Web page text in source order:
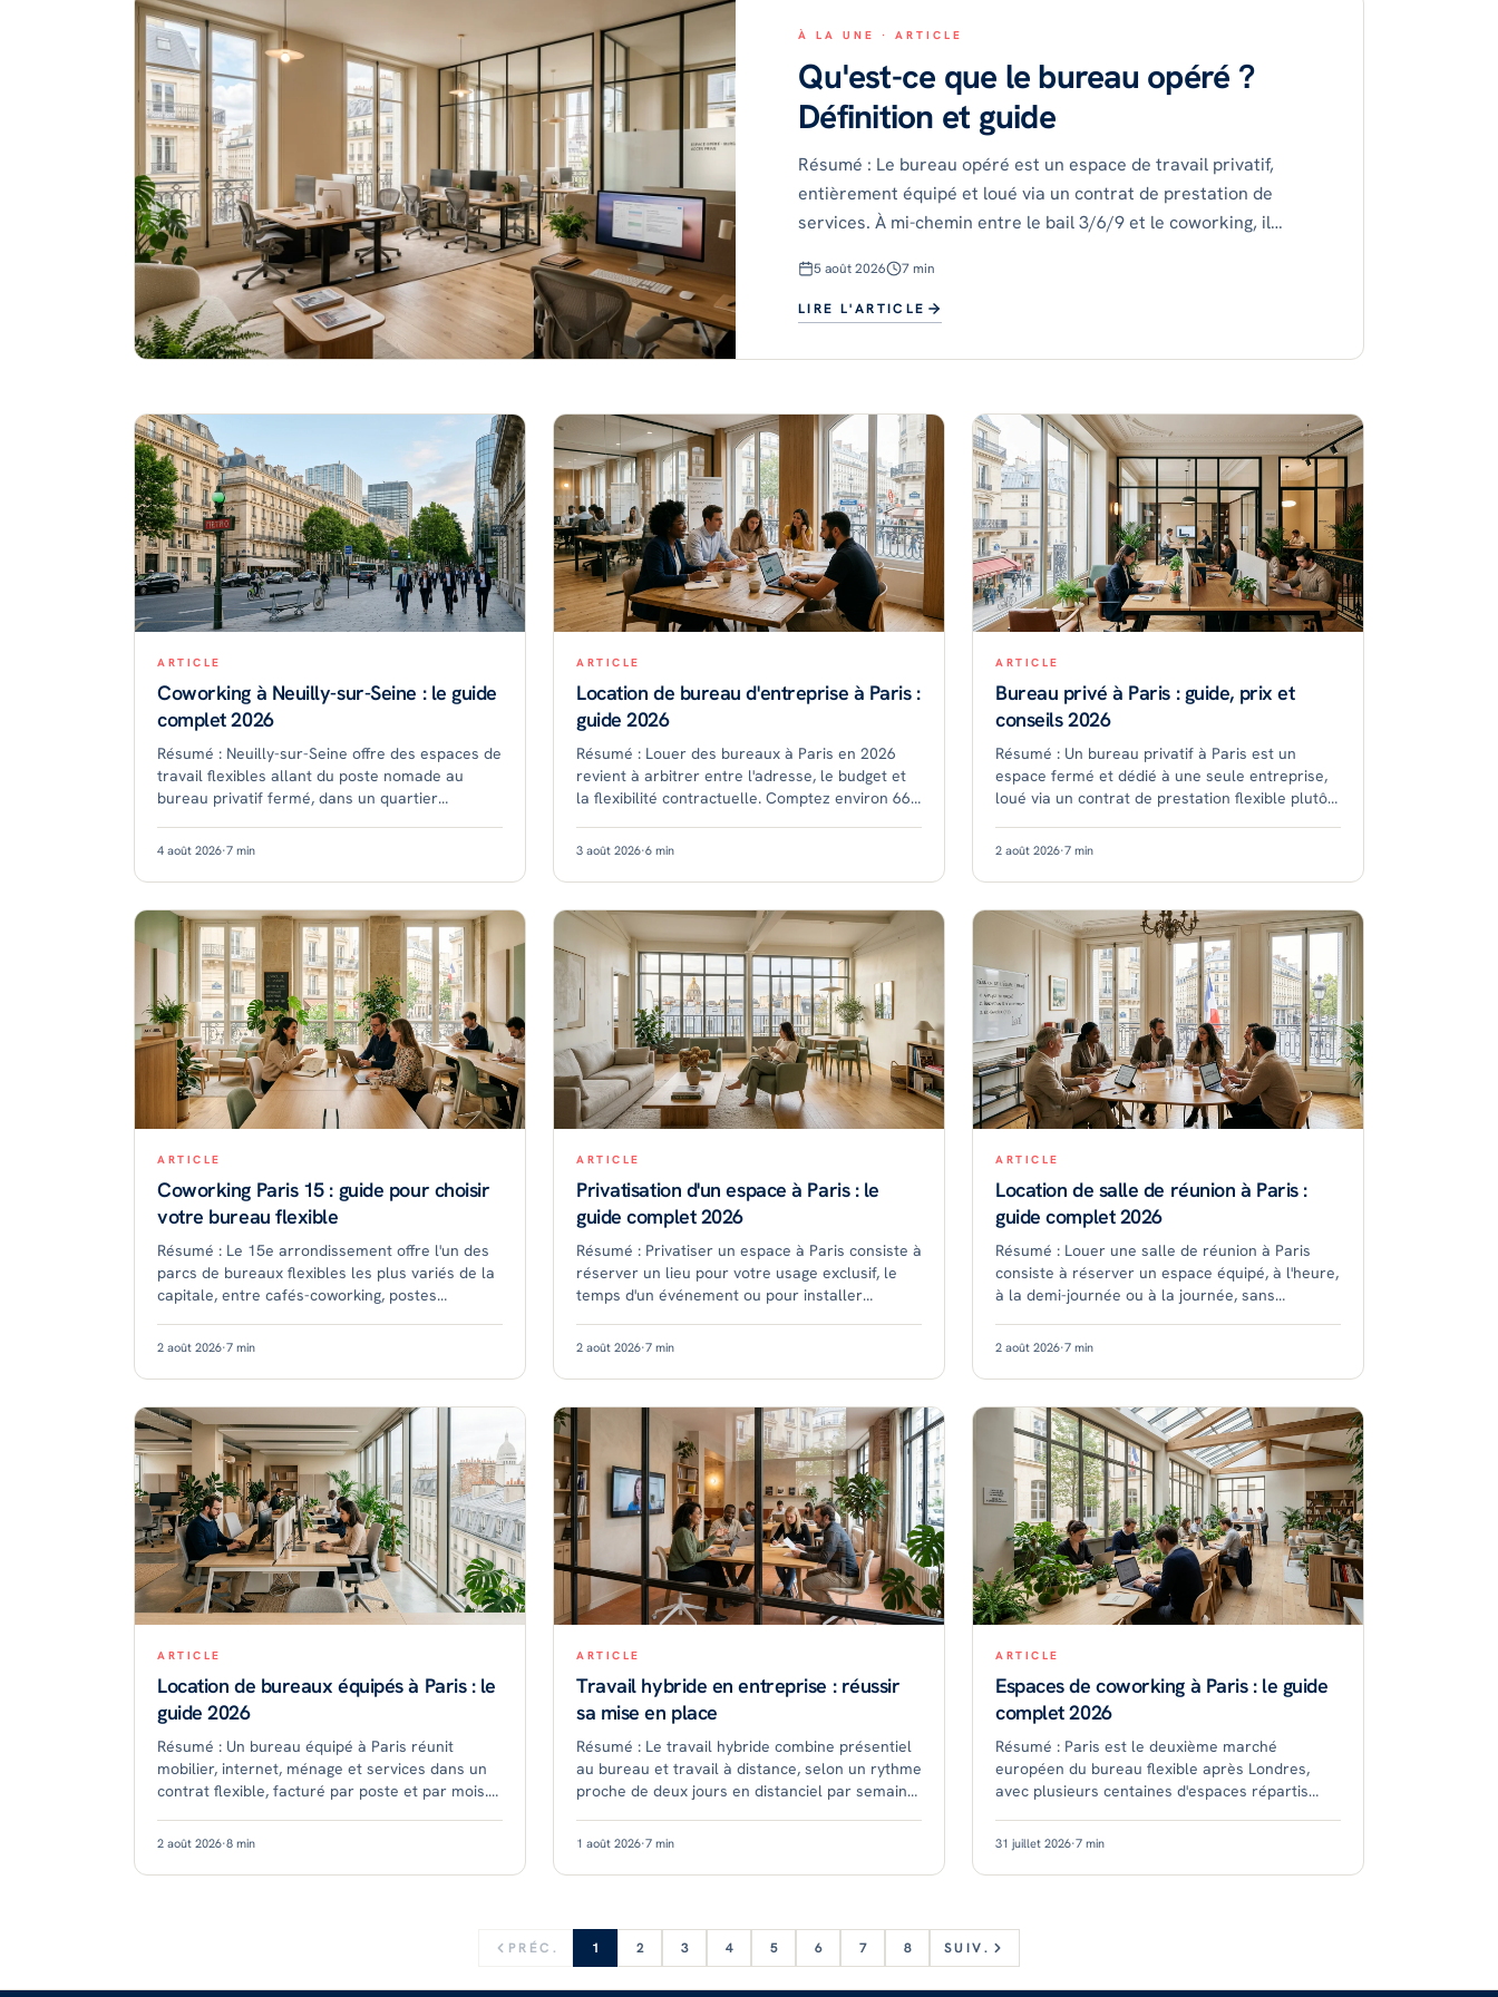
Paris 9e
19–45 postes
Voir cette adresse
Toutes nos offres disponibles
Sélection parmi nos 80+ opérateurs partenaires
Tous les opérateurs
À LA UNE · ARTICLE
Qu'est-ce que le bureau opéré ?
Définition et guide
Résumé : Le bureau opéré est un espace de travail privatif,
entièrement équipé et loué via un contrat de prestation de
services. À mi-chemin entre le bail 3/6/9 et le coworking, il
5 août 2026 7min
LIRE L'ARTICLE
ARTICLE
Coworking à Neuilly-sur-Seine : le guide
complet 2026
Résumé : Neuilly-sur-Seine offre des espaces de
travail flexibles allant du poste nomade au
bureau privatif fermé, dans un quartier
démarrent autour de
4 août 2026·7 min
ARTICLE
Location de bureau d'entreprise à Paris :
guide 2026
Résumé : Louer des bureaux à Paris en 2026
revient à arbitrer entre l'adresse, le budget et
la flexibilité contractuelle. Comptez environ 667
flexible intra-mur
3 août 2026·6 min
ARTICLE
Bureau privé à Paris : guide, prix et
conseils 2026
Résumé : Un bureau privatif à Paris est un
espace fermé et dédié à une seule entreprise,
loué via un contrat de prestation flexible plutôt
moyenne plus
2 août 2026·7 min
ARTICLE
Coworking Paris 15 : guide pour choisir
votre bureau flexible
Résumé : Le 15e arrondissement offre l'un des
parcs de bureaux flexibles les plus variés de la
capitale, entre cafés-coworking, postes
résidentiel, il
2 août 2026·7 min
ARTICLE
Privatisation d'un espace à Paris : le
guide complet 2026
Résumé : Privatiser un espace à Paris consiste à
réserver un lieu pour votre usage exclusif, le
temps d'un événement ou pour installer
le format, le qua
2 août 2026·7 min
ARTICLE
Location de salle de réunion à Paris :
guide complet 2026
Résumé : Louer une salle de réunion à Paris
consiste à réserver un espace équipé, à l'heure,
à la demi-journée ou à la journée, sans
quartier, de la capacité e
2 août 2026·7 min
ARTICLE
Location de bureaux équipés à Paris : le
guide 2026
Résumé : Un bureau équipé à Paris réunit
mobilier, internet, ménage et services dans un
contrat flexible, facturé par poste et par mois.
€ par poste, ave
2 août 2026·8 min
ARTICLE
Travail hybride en entreprise : réussir
sa mise en place
Résumé : Le travail hybride combine présentiel
au bureau et travail à distance, selon un rythme
proche de deux jours en distanciel par semaine
tertiaire, il
1 août 2026·7 min
ARTICLE
Espaces de coworking à Paris : le guide
complet 2026
Résumé : Paris est le deuxième marché
européen du bureau flexible après Londres,
avec plusieurs centaines d'espaces répartis
fortement selon le quartier, l
31 juillet 2026·7 min
PRÉC. 1 2 3 4 5 6 7 8 SUIV.